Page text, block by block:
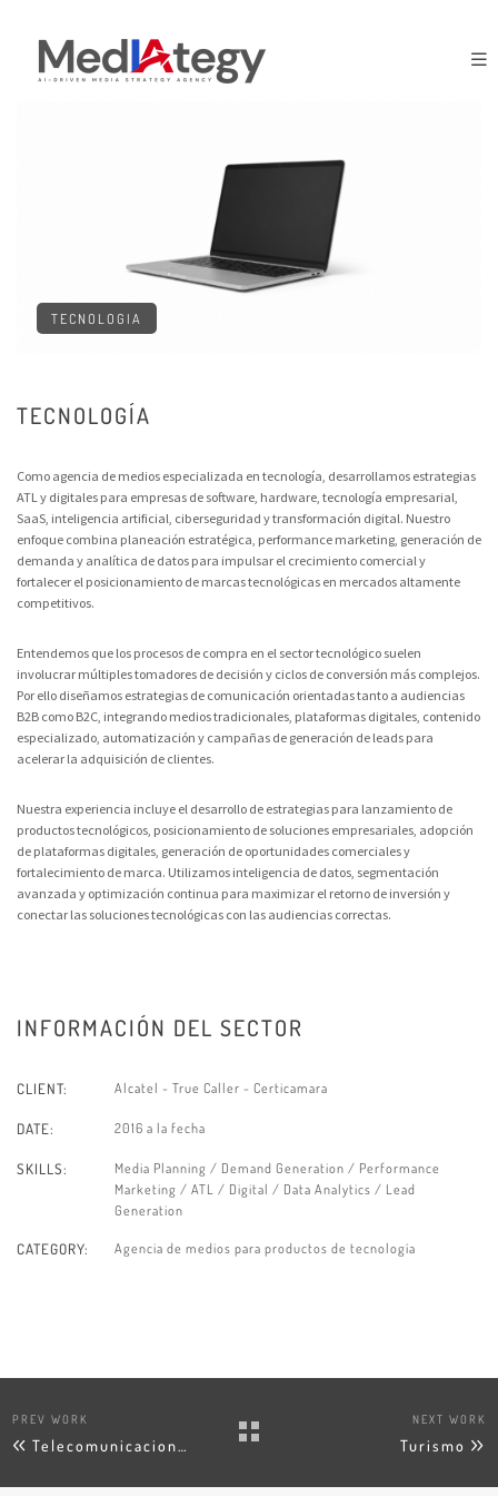
TECNOLOGIA
INFORMACIÓN DEL SECTOR
CLIENT: Alcatel - True Caller - Certicamara
DATE: 2016 a la fecha
SKILLS:
Media Planning / Demand Generation / Performance
Marketing / ATL / Digital / Data Analytics / Lead
Generation
CATEGORY: Agencia de medios para productos de tecnología
TECNOLOGÍA
Como agencia de medios especializada en tecnología, desarrollamos estrategias
ATL y digitales para empresas de software, hardware, tecnología empresarial,
SaaS, inteligencia artificial, ciberseguridad y transformación digital. Nuestro
enfoque combina planeación estratégica, performance marketing, generación de
demanda y analítica de datos para impulsar el crecimiento comercial y
fortalecer el posicionamiento de marcas tecnológicas en mercados altamente
competitivos.
Entendemos que los procesos de compra en el sector tecnológico suelen
involucrar múltiples tomadores de decisión y ciclos de conversión más complejos.
Por ello diseñamos estrategias de comunicación orientadas tanto a audiencias
B2B como B2C, integrando medios tradicionales, plataformas digitales, contenido
especializado, automatización y campañas de generación de leads para
acelerar la adquisición de clientes.
Nuestra experiencia incluye el desarrollo de estrategias para lanzamiento de
productos tecnológicos, posicionamiento de soluciones empresariales, adopción
de plataformas digitales, generación de oportunidades comerciales y
fortalecimiento de marca. Utilizamos inteligencia de datos, segmentación
avanzada y optimización continua para maximizar el retorno de inversión y
conectar las soluciones tecnológicas con las audiencias correctas.
PREV WORK
Telecomunicaciones
NEXT WORK
Turismo